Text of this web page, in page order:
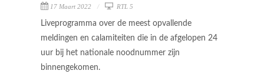
17 Maart 2022 RTL 5
Liveprogramma over de meest opvallende
meldingen en calamiteiten die in de afgelopen 24
uur bij het nationale noodnummer zijn
binnengekomen.